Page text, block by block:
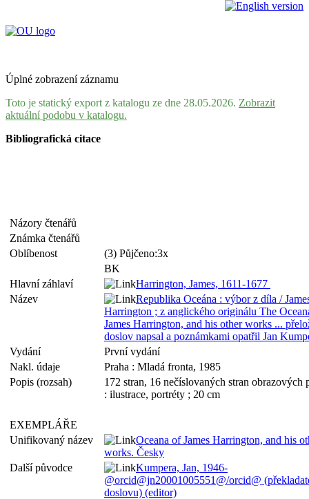
Úplné zobrazení záznamu
Toto je statický export z katalogu ze dne 28.05.2026. Zobrazit
aktuální podobu v katalogu.
Bibliografická citace
Názory čtenářů
Známka čtenářů
Oblíbenost
(3) Půjčeno:3x
BK
Hlavní záhlaví
Harrington, James, 1611-1677
Název
Republika Oceána : výbor z díla /
Harrington ; z anglického originálu The
James Harrington, and his other works ...
doslov napsal a poznámkami opatřil Jan
Vydání
První vydání
Nakl. údaje
Praha : Mladá fronta, 1985
Popis (rozsah)
172 stran, 16 nečíslovaných stran obrazových
: ilustrace, portréty ; 20 cm
EXEMPLÁŘE
Unifikovaný název
Oceana of James Harrington, and his
works. Česky
Další původce
Kumpera, Jan, 1946-
@orcid@jn20001005551@/orcid@
doslovu) (editor)